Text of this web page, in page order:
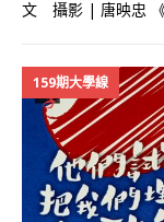
文 攝影 | 唐映忠
159期大學線